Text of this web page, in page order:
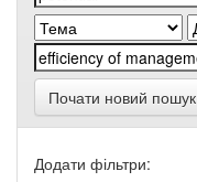
Почати новий пошук
Додати фільтри: